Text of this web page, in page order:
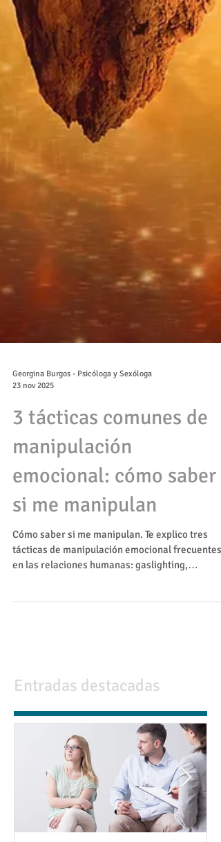
23 nov 2025
3 tácticas comunes de
manipulación
emocional: cómo saber
si me manipulan
Cómo saber si me manipulan. Te explico tres
Entradas destacadas